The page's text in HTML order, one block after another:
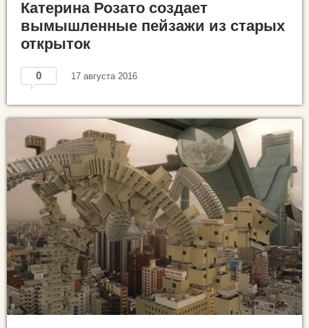
Катерина Розато создает
вымышленные пейзажи из старых
открыток
0 17 августа 2016